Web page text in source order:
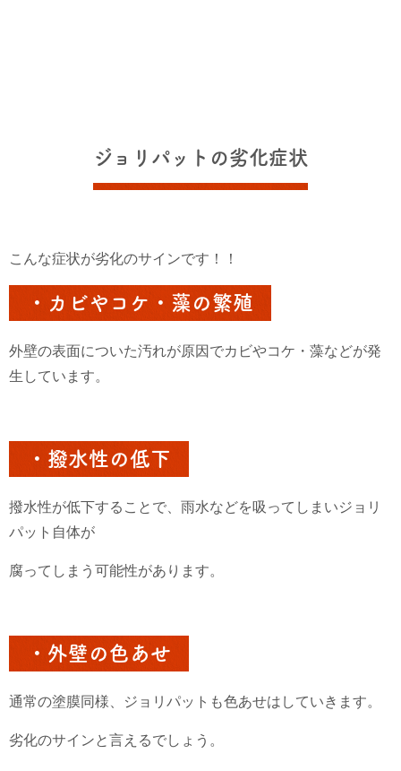
ジョリパットの劣化症状
こんな症状が劣化のサインです！！
・カビやコケ・藻の繁殖
外壁の表面についた汚れが原因でカビやコケ・藻などが発
生しています。
・撥水性の低下
撥水性が低下することで、雨水などを吸ってしまいジョリ
パット自体が
腐ってしまう可能性があります。
・外壁の色あせ
通常の塗膜同様、ジョリパットも色あせはしていきます。
劣化のサインと言えるでしょう。